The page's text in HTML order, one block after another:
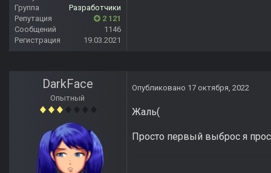
Группа
Разработчики
Репутация
2 121
Сообщений
1146
Регистрация
19.03.2021
DarkFace
Опытный
Опубликовано 17 октября, 2022
Жаль(
Просто первый выброс я